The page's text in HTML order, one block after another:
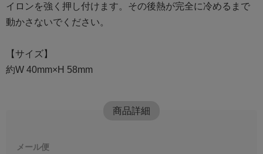
イロンを強く押し付けます。その後熱が完全に冷めるまで
動かさないでください。
【サイズ】
約W 40mm×H 58mm
商品詳細
メール便